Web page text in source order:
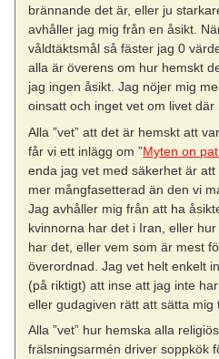
brännande det är, eller ju
avhåller jag mig från en åsikt.
våldtäktsmål så fäster jag 0
alla är överens om hur hemskt
jag ingen åsikt. Jag nöjer mig
oinsatt och inget vet om livet där
Alla ”vet” att det är hemskt att
får vi ett inlägg om ”Myten on
enda jag vet med säkerhet är
mer mångfasetterad än den vi
Jag avhåller mig från att ha
kvinnorna har det i Iran, eller
har det, eller vem som är mest
överordnad. Jag vet helt enkelt
(på riktigt) att inse att jag inte
eller gudagiven rätt att sätta mig
Alla ”vet” hur hemska alla
frälsningsarmén driver soppkök